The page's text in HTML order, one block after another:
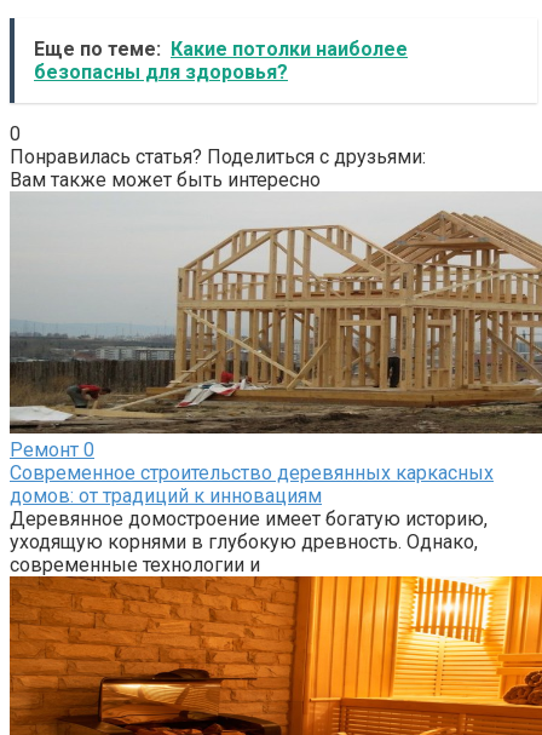
Еще по теме: Какие потолки наиболее
безопасны для здоровья?
0
Понравилась статья? Поделиться с друзьями:
Вам также может быть интересно
Ремонт 0
Современное строительство деревянных каркасных
домов: от традиций к инновациям
Деревянное домостроение имеет богатую историю,
уходящую корнями в глубокую древность. Однако,
современные технологии и